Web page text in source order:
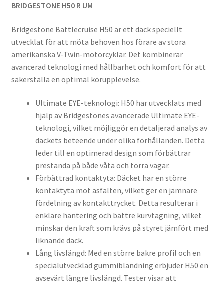
BRIDGESTONE H50 R UM
Bridgestone Battlecruise H50 är ett däck speciellt
utvecklat för att möta behoven hos förare av stora
amerikanska V-Twin-motorcyklar. Det kombinerar
avancerad teknologi med hållbarhet och komfort för att
säkerställa en optimal körupplevelse.
Ultimate EYE-teknologi: H50 har utvecklats med
hjälp av Bridgestones avancerade Ultimate EYE-
teknologi, vilket möjliggör en detaljerad analys av
däckets beteende under olika förhållanden. Detta
leder till en optimerad design som förbättrar
prestanda på både våta och torra vägar.
Förbättrad kontaktyta: Däcket har en större
kontaktyta mot asfalten, vilket ger en jämnare
fördelning av kontakttrycket. Detta resulterar i
enklare hantering och bättre kurvtagning, vilket
minskar den kraft som krävs på styret jämfört med
liknande däck.
Lång livslängd: Med en större bakre profil och en
specialutvecklad gummiblandning erbjuder H50 en
avsevärt längre livslängd. Tester visar att